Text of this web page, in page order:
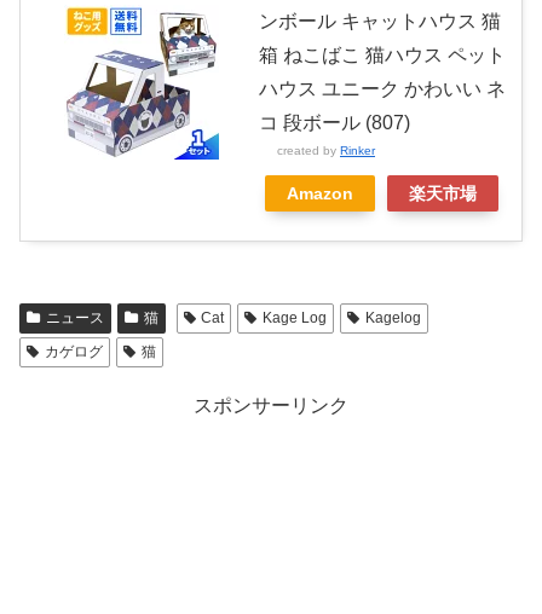
ンボール キャットハウス 猫
箱 ねこばこ 猫ハウス ペット
ハウス ユニーク かわいい ネ
コ 段ボール (807)
created by Rinker
Amazon 楽天市場
ニュース 猫 Cat Kage Log
Kagelog
カゲログ
猫
スポンサーリンク